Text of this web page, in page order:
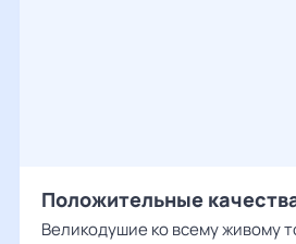
Положительные
Великодушие ко всему живому